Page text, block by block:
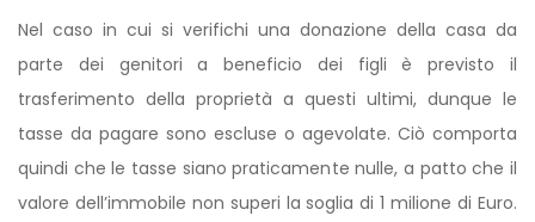
Nel caso in cui si verifichi una donazione della casa da
parte dei genitori a beneficio dei figli è previsto il
trasferimento della proprietà a questi ultimi, dunque le
tasse da pagare sono escluse o agevolate. Ciò comporta
quindi che le tasse siano praticamente nulle, a patto che il
valore dell’immobile non superi la soglia di 1 milione di Euro.